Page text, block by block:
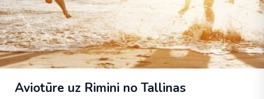
Aviotūre uz Rimini no Tallinas